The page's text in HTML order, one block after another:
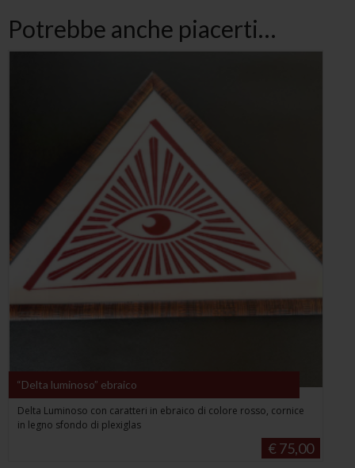
Potrebbe anche piacerti…
“Delta luminoso” ebraico
Delta Luminoso con caratteri in ebraico di colore rosso, cornice
in legno sfondo di plexiglas
€ 75,00